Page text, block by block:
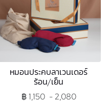
หมอนประคบลาเวนเดอร์
ร้อน/เย็น
฿ 1,150 - 2,080